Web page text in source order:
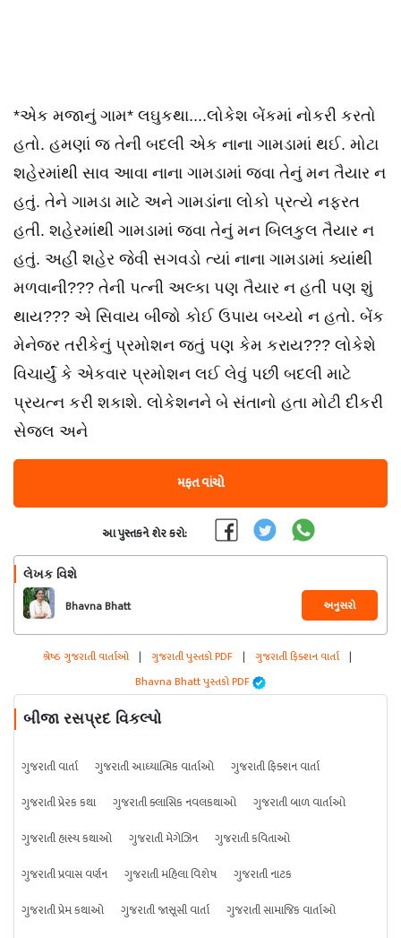
*એક મજાનું ગામ* લઘુકથા....લોકેશ બેંકમાં નોકરી કરતો
હતો. હમણાં જ તેની બદલી એક નાના ગામડામાં થઈ. મોટા
શહેરમાંથી સાવ આવા નાના ગામડામાં જવા તેનું મન તૈયાર ન
હતું. તેને ગામડા માટે અને ગામડાંના લોકો પ્રત્યે નફરત
હતી. શહેરમાંથી ગામડામાં જવા તેનું મન બિલકુલ તૈયાર ન
હતું. અહીં શહેર જેવી સગવડો ત્યાં નાના ગામડામાં ક્યાંથી
મળવાની??? તેની પત્ની અલ્કા પણ તૈયાર ન હતી પણ શું
થાય??? એ સિવાય બીજો કોઈ ઉપાય બચ્યો ન હતો. બેંક
મેનેજર તરીકેનું પ્રમોશન જતું પણ કેમ કરાય??? લોકેશે
વિચાર્યું કે એકવાર પ્રમોશન લઈ લેવું પછી બદલી માટે
પ્રયત્ન કરી શકાશે. લોકેશનને બે સંતાનો હતા મોટી દીકરી
સેજલ અને
મફત વાંચો
આ પુસ્તકને શેર કરો:
લેખક વિશે
Bhavna Bhatt અનુસરો
શ્રેષ્ઠ ગુજરાતી વાર્તાઓ | ગુજરાતી પુસ્તકો PDF | ગુજરાતી ફિક્શન વાર્તા |
Bhavna Bhatt પુસ્તકો PDF
બીજા રસપ્રદ વિકલ્પો
ગુજરાતી વાર્તા ગુજરાતી આધ્યાત્મિક વાર્તાઓ
ગુજરાતી ફિક્શન વાર્તા
ગુજરાતી પ્રેરક કથા
ગુજરાતી ક્લાસિક નવલકથાઓ
ગુજરાતી બાળ વાર્તાઓ
ગુજરાતી હાસ્ય કથાઓ
ગુજરાતી મેગેઝિન
ગુજરાતી કવિતાઓ
ગુજરાતી પ્રવાસ વર્ણન
ગુજરાતી મહિલા વિશેષ
ગુજરાતી નાટક
ગુજરાતી પ્રેમ કથાઓ
ગુજરાતી જાસૂસી વાર્તા
ગુજરાતી સામાજિક વાર્તાઓ